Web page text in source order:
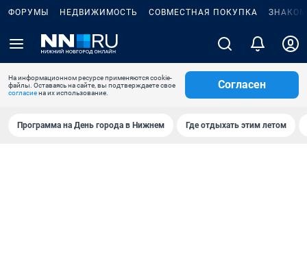
ФОРУМЫ НЕДВИЖИМОСТЬ СОВМЕСТНАЯ ПОКУПКА
На информационном ресурсе применяются cookie-
файлы. Оставаясь на сайте, вы подтверждаете свое
согласиена их использование.
Согласен
Программа на День города в Нижнем Где отдыхать этим летом